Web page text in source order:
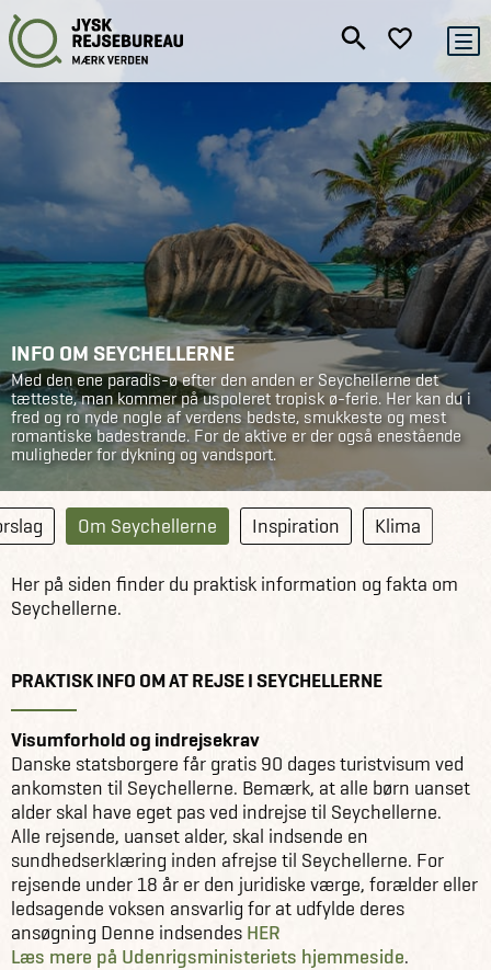
INFO OM SEYCHELLERNE
Med den ene paradis-ø efter den anden er Seychellerne det
tætteste, man kommer på uspoleret tropisk ø-ferie. Her kan du i
fred og ro nyde nogle af verdens bedste, smukkeste og mest
romantiske badestrande. For de aktive er der også enestående
muligheder for dykning og vandsport.
Om Seychellerne Inspiration Klima
Her på siden finder du praktisk information og fakta om
Seychellerne.
PRAKTISK INFO OM AT REJSE I SEYCHELLERNE
Visumforhold og indrejsekrav
Danske statsborgere får gratis 90 dages turistvisum ved
ankomsten til Seychellerne. Bemærk, at alle børn uanset
alder skal have eget pas ved indrejse til Seychellerne.
Alle rejsende, uanset alder, skal indsende en
sundhedserklæring inden afrejse til Seychellerne. For
rejsende under 18 år er den juridiske værge, forælder eller
ledsagende voksen ansvarlig for at udfylde deres
ansøgning Denne indsendes HER
Læs mere på Udenrigsministeriets hjemmeside.